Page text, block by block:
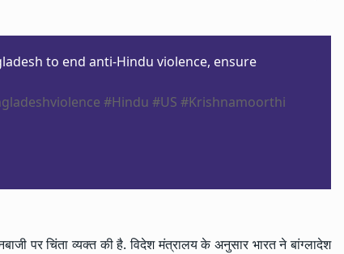
to end anti-Hindu violence, ensure
#Hindu #US #Krishnamoorthi
पर चिंता व्यक्त की है. विदेश मंत्रालय के अनुसार भारत ने बांग्लादेश